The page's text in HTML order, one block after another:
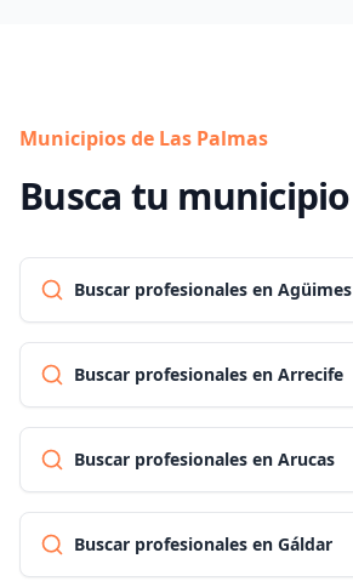
Municipios de Las Palmas
Busca tu municipio
Buscar profesionales en Agüimes
Buscar profesionales en Arrecife
Buscar profesionales en Arucas
Buscar profesionales en Gáldar